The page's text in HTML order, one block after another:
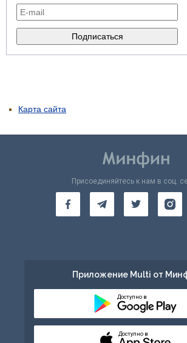
Карта сайта
Присоединяйтесь к нам в соц.
Приложение Multi от
Доступно в
Доступно в